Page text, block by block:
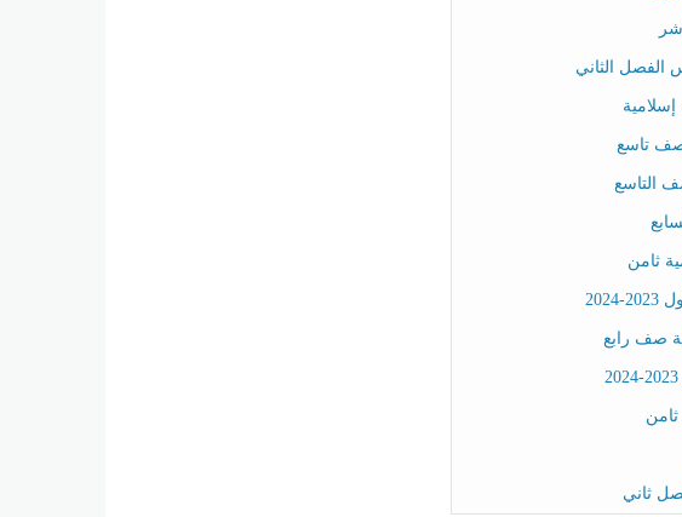
الثاني
صف تاسع
صف رابع
ثاني